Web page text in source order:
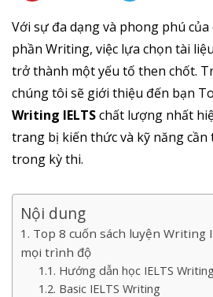
Với sự đa dạng và phong phú
phần Writing, việc lựa chọn tài
trở thành một yếu tố then chốt.
chúng tôi sẽ giới thiệu đến bạn
Writing IELTSchất lượng nhất
trang bị kiến thức và kỹ năng cần
trong kỳ thi.
Nội dung
Top 8 cuốn sách luyện Writing
mọi trình độ
Hướng dẫn học IELTS
Basic IELTS Writing